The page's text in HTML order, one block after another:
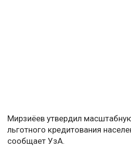
Мирзиёев утвердил
льготного кредитования
сообщает УзА.